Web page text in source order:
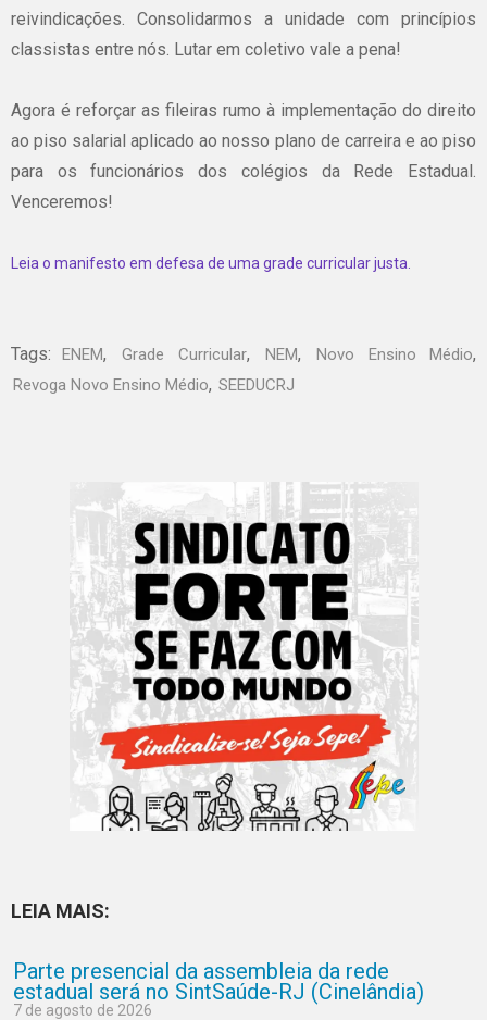
reivindicações. Consolidarmos a unidade com princípios
classistas entre nós. Lutar em coletivo vale a pena!
Agora é reforçar as fileiras rumo à implementação do direito
ao piso salarial aplicado ao nosso plano de carreira e ao piso
para os funcionários dos colégios da Rede Estadual.
Venceremos!
Leia o manifesto em defesa de uma grade curricular justa.
Tags: ENEM, Grade Curricular, NEM, Novo Ensino Médio,
Revoga Novo Ensino Médio, SEEDUCRJ
LEIA MAIS:
Parte presencial da assembleia da rede
estadual será no SintSaúde-RJ (Cinelândia)
7 de agosto de 2026